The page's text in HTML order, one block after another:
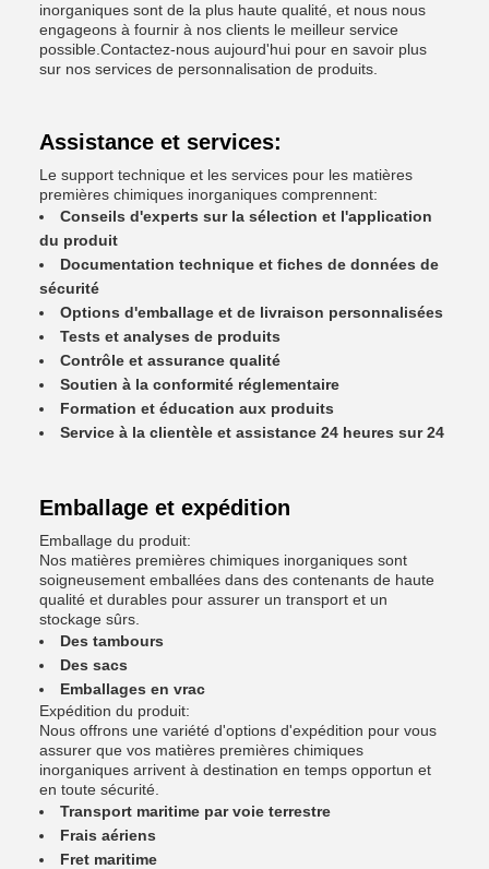
inorganiques sont de la plus haute qualité, et nous nous
engageons à fournir à nos clients le meilleur service
possible.Contactez-nous aujourd'hui pour en savoir plus
sur nos services de personnalisation de produits.
Assistance et services:
Le support technique et les services pour les matières
premières chimiques inorganiques comprennent:
Conseils d'experts sur la sélection et l'application
du produit
Documentation technique et fiches de données de
sécurité
Options d'emballage et de livraison personnalisées
Tests et analyses de produits
Contrôle et assurance qualité
Soutien à la conformité réglementaire
Formation et éducation aux produits
Service à la clientèle et assistance 24 heures sur 24
Emballage et expédition
Emballage du produit:
Nos matières premières chimiques inorganiques sont
soigneusement emballées dans des contenants de haute
qualité et durables pour assurer un transport et un
stockage sûrs.
Des tambours
Des sacs
Emballages en vrac
Expédition du produit:
Nous offrons une variété d'options d'expédition pour vous
assurer que vos matières premières chimiques
inorganiques arrivent à destination en temps opportun et
en toute sécurité.
Transport maritime par voie terrestre
Frais aériens
Fret maritime